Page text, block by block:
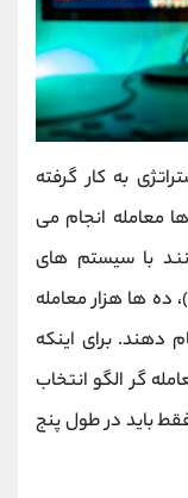
به کار گرفته
معامله انجام می
با سیستم های
معاملات الگوریتمی و با فرکانس بالا (HFT)، ده ها هزار معامله
دهند. برای اینکه
گر الگو انتخاب
باید در طول پنج